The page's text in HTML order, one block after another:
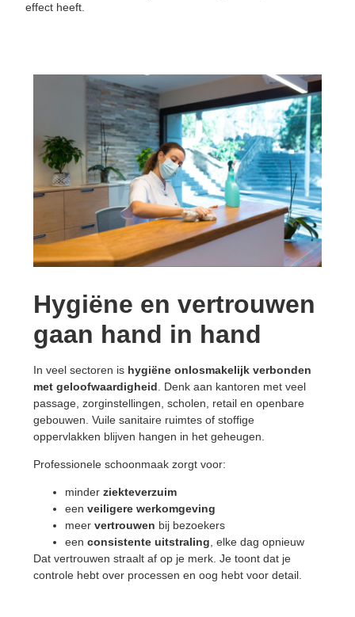
effect heeft.
Hygiëne en vertrouwen
gaan hand in hand
In veel sectoren is hygiëne onlosmakelijk verbonden
met geloofwaardigheid . Denk aan kantoren met veel
passage, zorginstellingen, scholen, retail en openbare
gebouwen. Vuile sanitaire ruimtes of stoffige
oppervlakken blijven hangen in het geheugen.
Professionele schoonmaak zorgt voor:
minderziekteverzuim
eenveiligere werkomgeving
meervertrouwen bij bezoekers
eenconsistente uitstraling, elke dag opnieuw
Dat vertrouwen straalt af op je merk. Je toont dat je
controle hebt over processen en oog hebt voor detail.